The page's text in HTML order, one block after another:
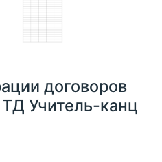
договоров
Учитель-канц